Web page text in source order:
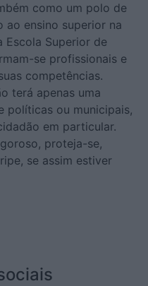
como um polo de
ao ensino superior na
Escola Superior de
se profissionais e
competências.
terá apenas uma
políticas ou municipais,
em particular.
proteja-se,
se assim estiver